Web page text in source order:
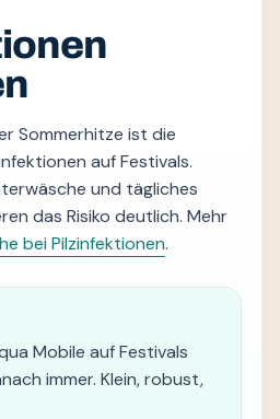
Sommerhitze ist die
auf Festivals.
und tägliches
das Risiko deutlich. Mehr
bei Pilzinfektionen.
Mobile auf Festivals
immer. Klein, robust,